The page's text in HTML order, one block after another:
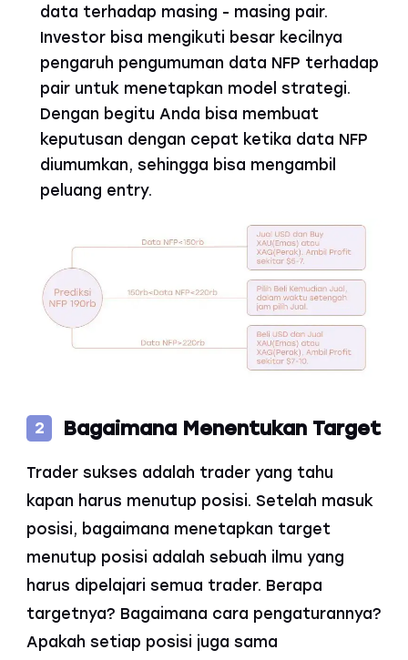
data terhadap masing - masing pair.
Investor bisa mengikuti besar kecilnya
pengaruh pengumuman data NFP terhadap
pair untuk menetapkan model strategi.
Dengan begitu Anda bisa membuat
keputusan dengan cepat ketika data NFP
diumumkan, sehingga bisa mengambil
peluang entry.
2 Bagaimana Menentukan Target
Trader sukses adalah trader yang tahu
kapan harus menutup posisi. Setelah masuk
posisi, bagaimana menetapkan target
menutup posisi adalah sebuah ilmu yang
harus dipelajari semua trader. Berapa
targetnya? Bagaimana cara pengaturannya?
Apakah setiap posisi juga sama